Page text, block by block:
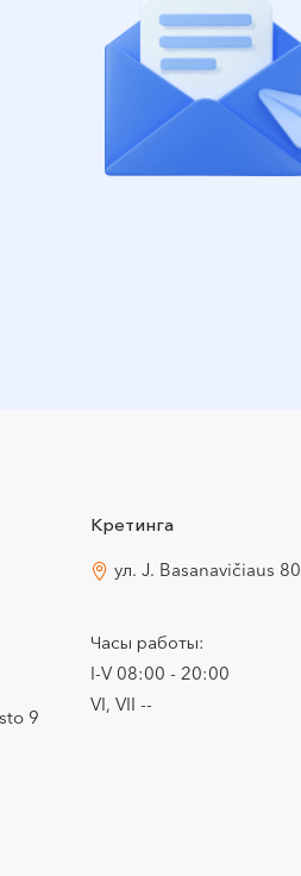
9
Кретинга
ул. J. Basanavičiaus 80
Часы работы:
I-V 08:00 - 20:00
VI, VII --